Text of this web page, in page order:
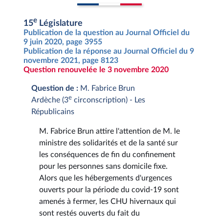
15e Législature
Publication de la question au Journal Officiel du
9 juin 2020, page 3955
Publication de la réponse au Journal Officiel du 9
novembre 2021, page 8123
Question renouvelée le 3 novembre 2020
Question de : M. Fabrice Brun
Ardèche (3e circonscription) - Les
Républicains
M. Fabrice Brun attire l'attention de M. le
ministre des solidarités et de la santé sur
les conséquences de fin du confinement
pour les personnes sans domicile fixe.
Alors que les hébergements d'urgences
ouverts pour la période du covid-19 sont
amenés à fermer, les CHU hivernaux qui
sont restés ouverts du fait du